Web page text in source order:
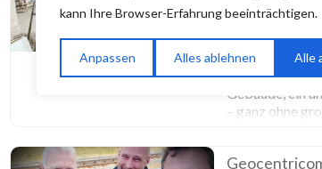
kann Ihre Browser-Erfahrung beeinträchtigen.
Anpassen Alles ablehnen Alle
Die Firma
professionelle
innovativen
Steinwolle
Gebäude, ein
– ganz ohne